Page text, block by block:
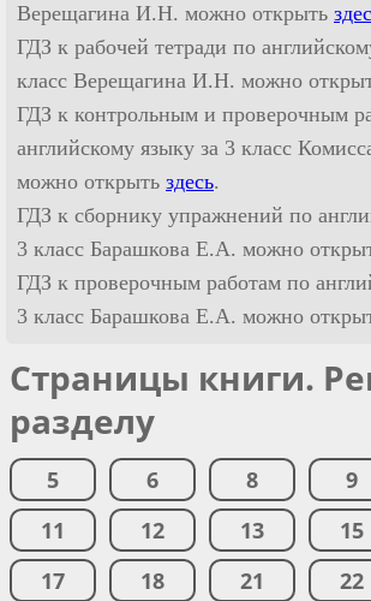
Верещагина И.Н. можно открыть
ГДЗ к рабочей тетради по
класс Верещагина И.Н. можно
ГДЗ к контрольным и проверочным
английскому языку за 3 класс
можно открыть здесь.
ГДЗ к сборнику упражнений по
3 класс Барашкова Е.А. можно
ГДЗ к проверочным работам по
3 класс Барашкова Е.А. можно
Страницы книги.
разделу
5 6 8 9
11
12 13 15
17
18 21 22